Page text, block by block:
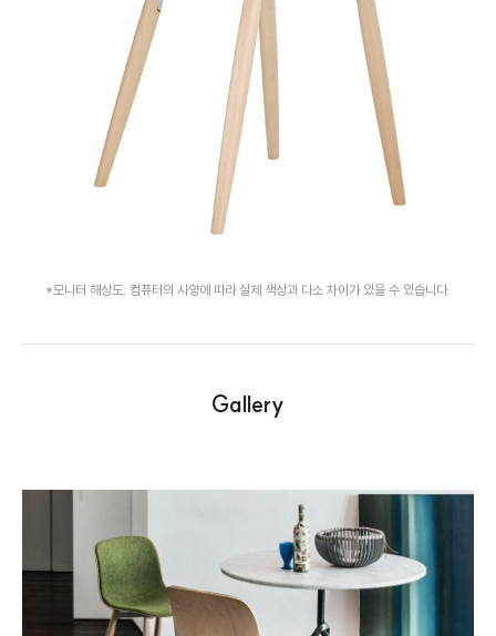
*모니터 해상도, 컴퓨터의 사양에 따라 실제 색상과 다소 차이가 있을 수 있습니다.
Gallery